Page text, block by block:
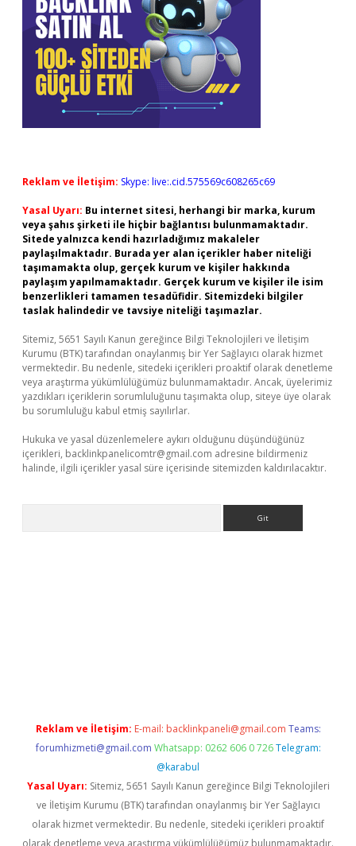
Reklam ve İletişim: Skype: live:.cid.575569c608265c69
Yasal Uyarı: Bu internet sitesi, herhangi bir marka, kurum
veya şahıs şirketi ile hiçbir bağlantısı bulunmamaktadır.
Sitede yalnızca kendi hazırladığımız makaleler
paylaşılmaktadır. Burada yer alan içerikler haber niteliği
taşımamakta olup, gerçek kurum ve kişiler hakkında
paylaşım yapılmamaktadır. Gerçek kurum ve kişiler ile isim
benzerlikleri tamamen tesadüfidir. Sitemizdeki bilgiler
taslak halindedir ve tavsiye niteliği taşımazlar.
Sitemiz, 5651 Sayılı Kanun gereğince Bilgi Teknolojileri ve İletişim
Kurumu (BTK) tarafından onaylanmış bir Yer Sağlayıcı olarak hizmet
vermektedir. Bu nedenle, sitedeki içerikleri proaktif olarak denetleme
veya araştırma yükümlülüğümüz bulunmamaktadır. Ancak, üyelerimiz
yazdıkları içeriklerin sorumluluğunu taşımakta olup, siteye üye olarak
bu sorumluluğu kabul etmiş sayılırlar.
Hukuka ve yasal düzenlemelere aykırı olduğunu düşündüğünüz
içerikleri, backlinkpanelicomtr@gmail.com adresine bildirmeniz
halinde, ilgili içerikler yasal süre içerisinde sitemizden kaldırılacaktır.
Reklam ve İletişim: E-mail: backlinkpaneli@gmail.com Teams:
forumhizmeti@gmail.com Whatsapp: 0262 606 0 726 Telegram:
@karabul
Yasal Uyarı: Sitemiz, 5651 Sayılı Kanun gereğince Bilgi Teknolojileri
ve İletişim Kurumu (BTK) tarafından onaylanmış bir Yer Sağlayıcı
olarak hizmet vermektedir. Bu nedenle, sitedeki içerikleri proaktif
olarak denetleme veya araştırma yükümlülüğümüz bulunmamaktadır.